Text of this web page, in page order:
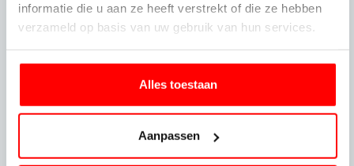
informatie die u aan ze heeft verstrekt of die ze hebben
verzameld op basis van uw gebruik van hun services.
Alles toestaan
Aanpassen